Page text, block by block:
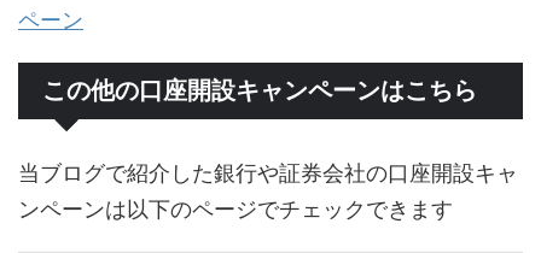
ペーン
この他の口座開設キャンペーンはこちら
当ブログで紹介した銀行や証券会社の口座開設キャ
ンペーンは以下のページでチェックできます